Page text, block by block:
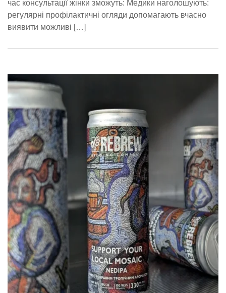
час консультації жінки зможуть: Медики наголошують:
регулярні профілактичні огляди допомагають вчасно
виявити можливі […]